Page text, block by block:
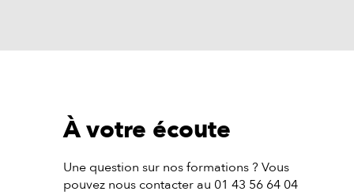
À votre écoute
Une question sur nos formations ? Vous
pouvez nous contacter au 01 43 56 64 04